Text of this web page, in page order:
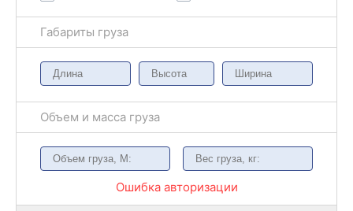
Габариты груза
Объем и масса груза
Ошибка авторизации